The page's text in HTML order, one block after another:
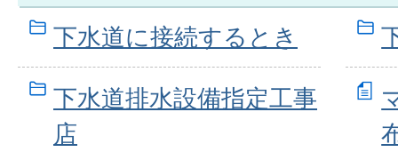
下水道に接続するとき
下水道排水設備指定工事
店